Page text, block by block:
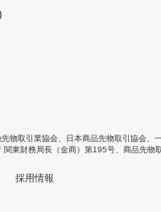
物取引業協会 日本商品先物取引協会
東財務局長（金商）第195号、商品先物
採用情報